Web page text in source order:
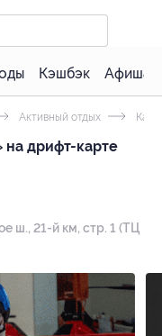
Кэшбэк Афиша
Активный отдых
на дрифт-карте
ш., 21-й км, стр. 1 (ТЦ